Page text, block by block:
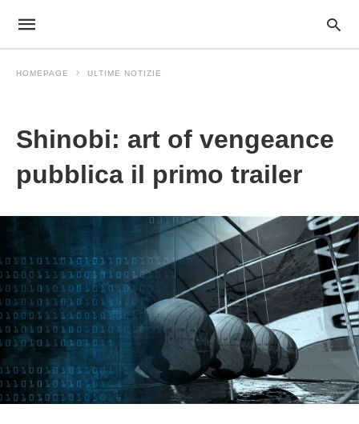
HOMEPAGE ULTIME NOTIZIE
Shinobi: art of vengeance
pubblica il primo trailer